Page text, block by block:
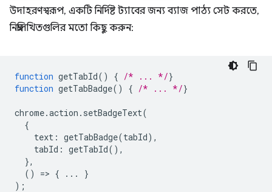
উদাহরণস্বরূপ, একটি নির্দিষ্ট ট্যাবের জন্য ব্যাজ পাঠ্য সেট করতে,
নিম্নলিখিতগুলির মতো কিছু করুন:
function getTabId() { /* ... */}
function getTabBadge() { /* ... */}
chrome.action . setBadgeText(
{
text : getTabBadge(tabId),
tabId : getTabId(),
},
()
=> { ...
}
);